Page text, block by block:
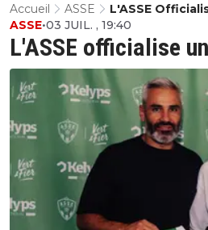
Accueil ASSE L'ASSE
L'ASSE officialise
ASSE•03 JUIL. , 19:40